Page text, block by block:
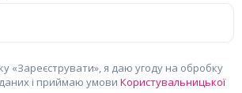
«Зареєструвати», я даю угоду на обробку
і приймаю умови Користувальницької